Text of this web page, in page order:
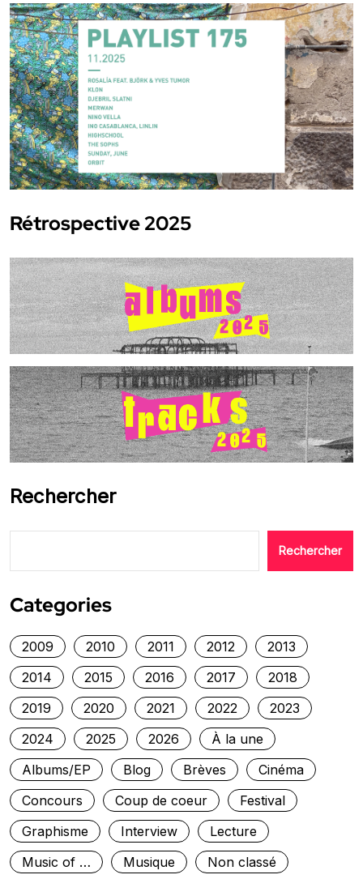
Rétrospective 2025
Rechercher
Rechercher
Categories
2009 2010 2011 2012
2013
2014
2015 2016 2017
2018
2019
2020 2021 2022
2023
2024
2025 2026
À la une
Albums/EP
Blog Brèves
Cinéma
Concours
Coup de coeur
Festival
Graphisme
Interview
Lecture
Music of …
Musique
Non classé